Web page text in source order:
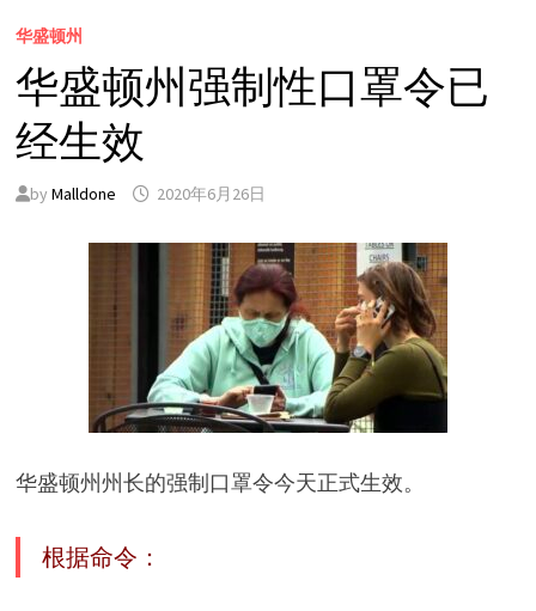
华盛顿州
华盛顿州强制性口罩令已
经生效
by Malldone 2020年6月26日
华盛顿州州长的强制口罩令今天正式生效。
根据命令：